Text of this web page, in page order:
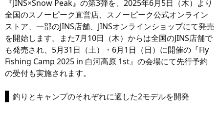
『JINS×Snow Peak』の第3弾を、2025年6月5日（木）より
全国のスノーピーク直営店、スノーピーク公式オンライン
ストア、一部のJINS店舗、JINSオンラインショップにて発売
を開始します。また7月10日（木）からは全国のJINS店舗で
も発売され、5月31日（土）・6月1日（日）に開催の『Fly
Fishing Camp 2025 in 白河高原 1st』の会場にて先行予約
の受付も実施されます。
釣りとキャンプのそれぞれに適した2モデルを開発